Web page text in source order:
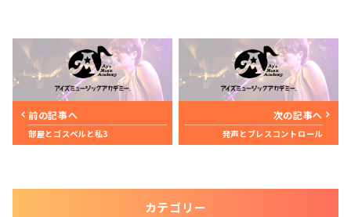
前の記事へ
部屋とゴスペルと私3
次の記事へ
発声とブレスコントロール
カテゴリー